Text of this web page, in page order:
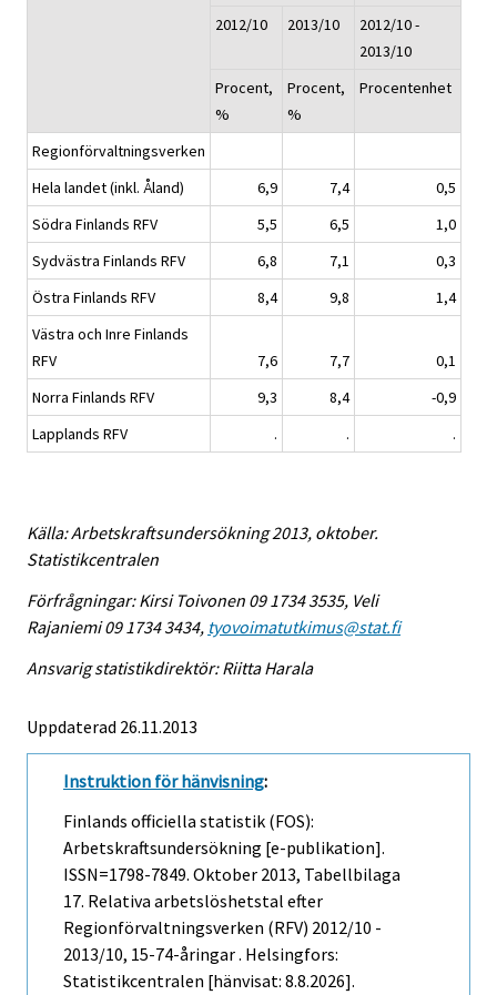
2012/10
2013/10
2012/10 -
2013/10
Procent,
%
Procent,
%
Procentenhet
Regionförvaltningsverken
Hela landet (inkl. Åland)
6,9 7,4
0,5
Södra Finlands RFV
5,5 6,5
1,0
Sydvästra Finlands RFV
6,8 7,1
0,3
Östra Finlands RFV
8,4 9,8
1,4
Västra och Inre Finlands
RFV
7,6 7,7
0,1
Norra Finlands RFV
9,3 8,4
-0,9
Lapplands RFV
. . .
Källa: Arbetskraftsundersökning 2013, oktober.
Statistikcentralen
Förfrågningar: Kirsi Toivonen 09 1734 3535, Veli
Rajaniemi 09 1734 3434, tyovoimatutkimus@stat.fi
Ansvarig statistikdirektör: Riitta Harala
Uppdaterad 26.11.2013
Instruktion för hänvisning:
Finlands officiella statistik (FOS):
Arbetskraftsundersökning [e-publikation].
ISSN=1798-7849. Oktober 2013, Tabellbilaga
17. Relativa arbetslöshetstal efter
Regionförvaltningsverken (RFV) 2012/10 -
2013/10, 15-74-åringar . Helsingfors:
Statistikcentralen [hänvisat: 8.8.2026].